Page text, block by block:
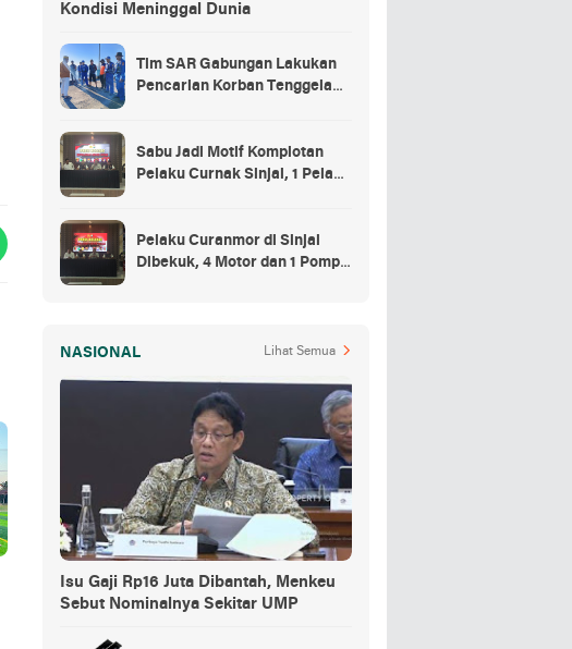
Kondisi Meninggal Dunia
Tim SAR Gabungan Lakukan
Pencarian Korban Tenggelam
Sabu Jadi Motif Komplotan
Pelaku Curnak Sinjai, 1 Pelaku
Pelaku Curanmor di Sinjai
Dibekuk, 4 Motor dan 1 Pompa
NASIONAL Lihat Semua
Isu Gaji Rp16 Juta Dibantah, Menkeu
Sebut Nominalnya Sekitar UMP